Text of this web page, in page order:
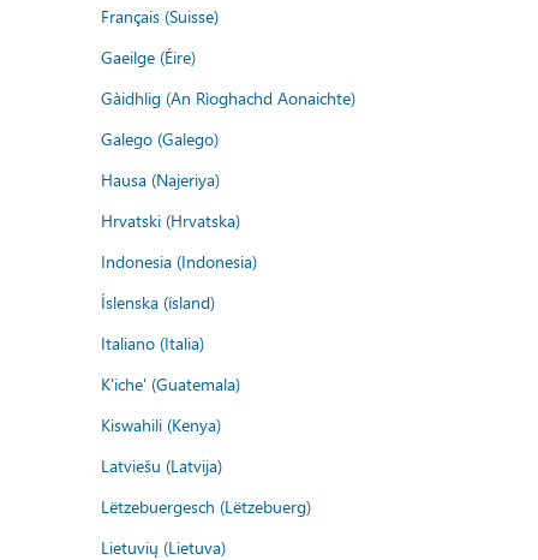
Français (Suisse)
Gaeilge (Éire)
Gàidhlig (An Rìoghachd Aonaichte)
Galego (Galego)
Hausa (Najeriya)
Hrvatski (Hrvatska)
Indonesia (Indonesia)
Íslenska (ísland)
Italiano (Italia)
K'iche' (Guatemala)
Kiswahili (Kenya)
Latviešu (Latvija)
Lëtzebuergesch (Lëtzebuerg)
Lietuvių (Lietuva)